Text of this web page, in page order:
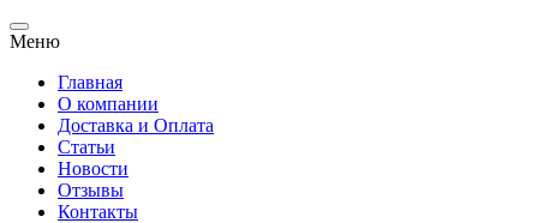
Меню
Главная
О компании
Доставка и Оплата
Статьи
Новости
Отзывы
Контакты